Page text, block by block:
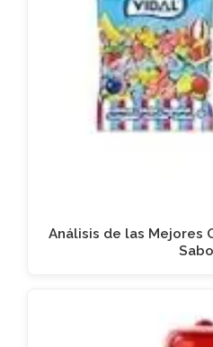
Análisis de las Mejores